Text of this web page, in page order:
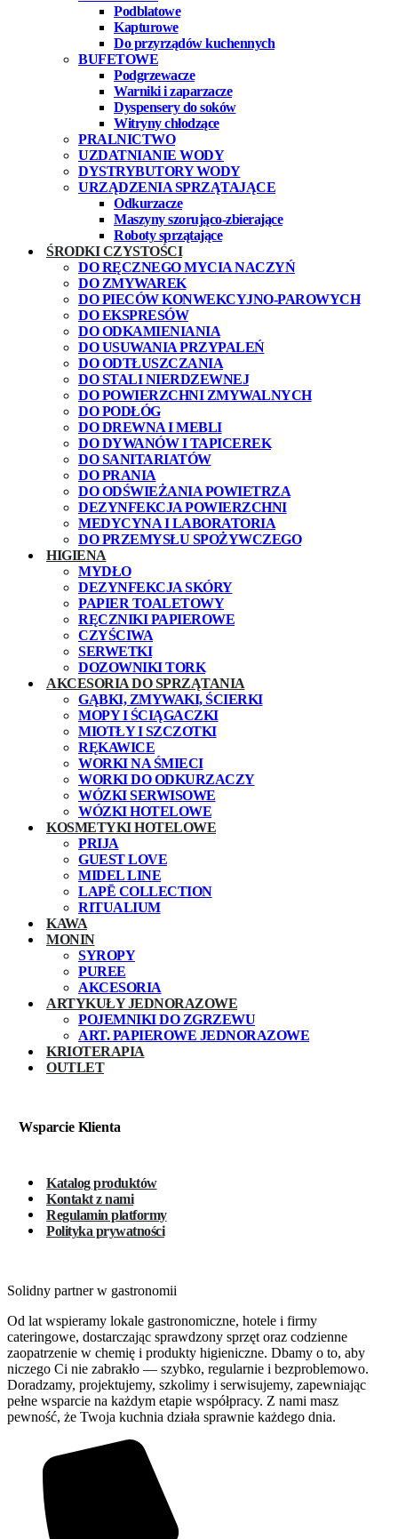
Podblatowe
Kapturowe
Do przyrządów kuchennych
BUFETOWE
Podgrzewacze
Warniki i zaparzacze
Dyspensery do soków
Witryny chłodzące
PRALNICTWO
UZDATNIANIE WODY
DYSTRYBUTORY WODY
URZĄDZENIA SPRZĄTAJĄCE
Odkurzacze
Maszyny szorująco-zbierające
Roboty sprzątające
ŚRODKI CZYSTOŚCI
DO RĘCZNEGO MYCIA NACZYŃ
DO ZMYWAREK
DO PIECÓW KONWEKCYJNO-PAROWYCH
DO EKSPRESÓW
DO ODKAMIENIANIA
DO USUWANIA PRZYPALEŃ
DO ODTŁUSZCZANIA
DO STALI NIERDZEWNEJ
DO POWIERZCHNI ZMYWALNYCH
DO PODŁÓG
DO DREWNA I MEBLI
DO DYWANÓW I TAPICEREK
DO SANITARIATÓW
DO PRANIA
DO ODŚWIEŻANIA POWIETRZA
DEZYNFEKCJA POWIERZCHNI
MEDYCYNA I LABORATORIA
DO PRZEMYSŁU SPOŻYWCZEGO
HIGIENA
MYDŁO
DEZYNFEKCJA SKÓRY
PAPIER TOALETOWY
RĘCZNIKI PAPIEROWE
CZYŚCIWA
SERWETKI
DOZOWNIKI TORK
AKCESORIA DO SPRZĄTANIA
GĄBKI, ZMYWAKI, ŚCIERKI
MOPY I ŚCIĄGACZKI
MIOTŁY I SZCZOTKI
RĘKAWICE
WORKI NA ŚMIECI
WORKI DO ODKURZACZY
WÓZKI SERWISOWE
WÓZKI HOTELOWE
KOSMETYKI HOTELOWE
PRIJA
GUEST LOVE
MIDEL LINE
LAPĒ COLLECTION
RITUALIUM
KAWA
MONIN
SYROPY
PUREE
AKCESORIA
ARTYKUŁY JEDNORAZOWE
POJEMNIKI DO ZGRZEWU
ART. PAPIEROWE JEDNORAZOWE
KRIOTERAPIA
OUTLET
Wsparcie Klienta
Katalog produktów
Kontakt z nami
Regulamin platformy
Polityka prywatności
Solidny partner w gastronomii
Od lat wspieramy lokale gastronomiczne, hotele i firmy
cateringowe, dostarczając sprawdzony sprzęt oraz codzienne
zaopatrzenie w chemię i produkty higieniczne. Dbamy o to, aby
niczego Ci nie zabrakło — szybko, regularnie i bezproblemowo.
Doradzamy, projektujemy, szkolimy i serwisujemy, zapewniając
pełne wsparcie na każdym etapie współpracy. Z nami masz
pewność, że Twoja kuchnia działa sprawnie każdego dnia.